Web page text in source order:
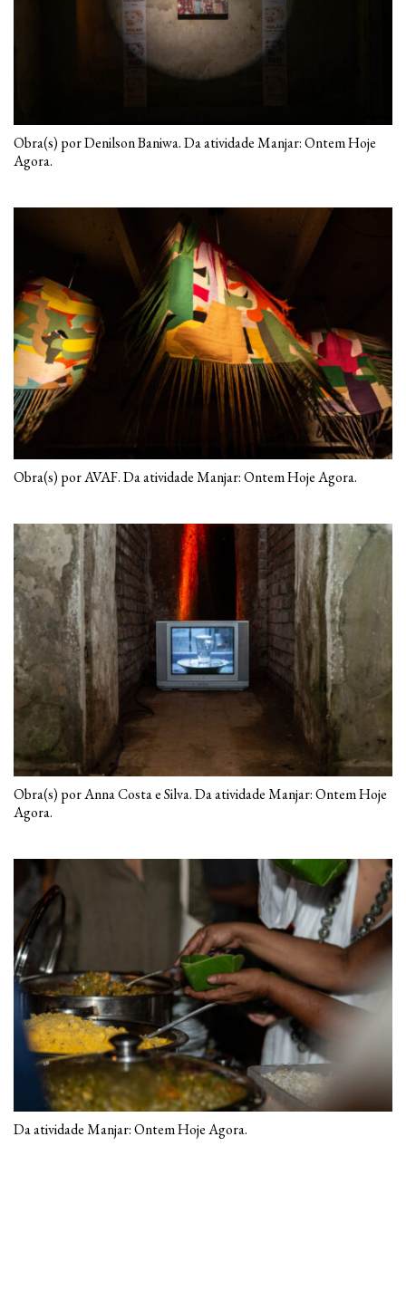
Obra(s) por Denilson Baniwa. Da atividade Manjar: Ontem Hoje
Agora.
Obra(s) por AVAF. Da atividade Manjar: Ontem Hoje Agora.
Obra(s) por Anna Costa e Silva. Da atividade Manjar: Ontem Hoje
Agora.
Da atividade Manjar: Ontem Hoje Agora.